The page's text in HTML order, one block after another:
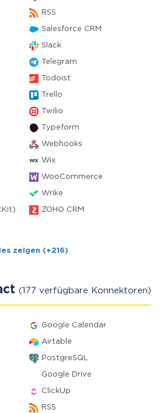
RSS
Salesforce CRM
Slack
Telegram
Todoist
Trello
Twilio
Typeform
Webhooks
Wix
WooCommerce
Wrike
ZOHO CRM
zeigen (+216)
(177 verfügbare Konnektoren)
Google Calendar
Airtable
PostgreSQL
Google Drive
ClickUp
RSS